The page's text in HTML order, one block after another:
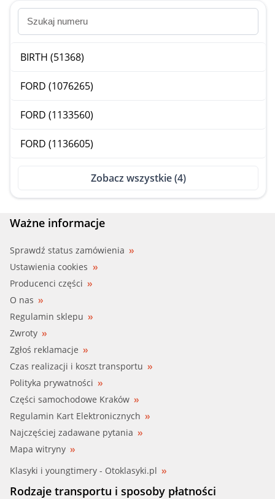
BIRTH (51368)
FORD (1076265)
FORD (1133560)
FORD (1136605)
Zobacz wszystkie (4)
Ważne informacje
Sprawdź status zamówienia
Ustawienia cookies
Producenci części
O nas
Regulamin sklepu
Zwroty
Zgłoś reklamacje
Czas realizacji i koszt transportu
Polityka prywatności
Części samochodowe Kraków
Regulamin Kart Elektronicznych
Najczęściej zadawane pytania
Mapa witryny
Klasyki i youngtimery - Otoklasyki.pl
Rodzaje transportu i sposoby płatności